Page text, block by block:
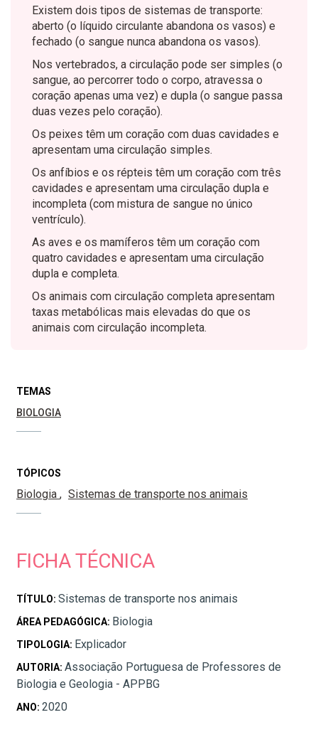
Existem dois tipos de sistemas de transporte:
aberto (o líquido circulante abandona os vasos) e
fechado (o sangue nunca abandona os vasos).
Nos vertebrados, a circulação pode ser simples (o
sangue, ao percorrer todo o corpo, atravessa o
coração apenas uma vez) e dupla (o sangue passa
duas vezes pelo coração).
Os peixes têm um coração com duas cavidades e
apresentam uma circulação simples.
Os anfíbios e os répteis têm um coração com três
cavidades e apresentam uma circulação dupla e
incompleta (com mistura de sangue no único
ventrículo).
As aves e os mamíferos têm um coração com
quatro cavidades e apresentam uma circulação
dupla e completa.
Os animais com circulação completa apresentam
taxas metabólicas mais elevadas do que os
animais com circulação incompleta.
TEMAS
BIOLOGIA
TÓPICOS
Biologia Sistemas de transporte nos animais
FICHA TÉCNICA
TÍTULO: Sistemas de transporte nos animais
ÁREA PEDAGÓGICA: Biologia
TIPOLOGIA: Explicador
AUTORIA: Associação Portuguesa de Professores de
Biologia e Geologia - APPBG
ANO: 2020